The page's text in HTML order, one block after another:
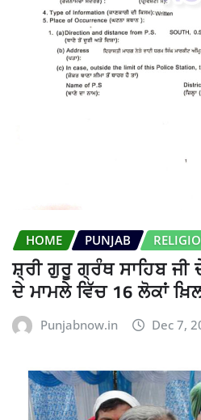
HOME PUNJAB
ਸ਼੍ਰੀ ਗੁਰੂ ਗ੍ਰੰਥ ਸਾਹਿਬ
ਦੇ ਮਾਮਲੇ ਵਿੱਚ 16 ਲੋਕਾਂ
Punjabnow.in Dec 7,